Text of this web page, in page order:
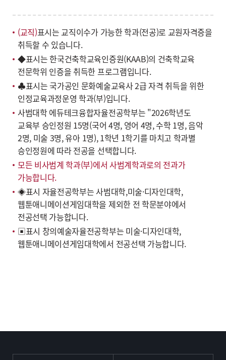
(교직)표시는 교직이수가 가능한 학과(전공)로 교원자격증을
취득할 수 있습니다.
◆표시는 한국건축학교육인증원(KAAB)의 건축학교육
전문학위 인증을 취득한 프로그램입니다.
♣표시는 국가공인 문화예술교육사 2급 자격 취득을 위한
인정교육과정운영 학과(부)입니다.
사범대학 에듀테크융합자율전공학부는 "2026학년도
교육부 승인정원 15명(국어 4명, 영어 4명, 수학 1명, 음악
2명, 미술 3명, 유아 1명), 1학년 1학기를 마치고 학과별
승인정원에 따라 전공을 선택합니다.
모든 비사범계 학과(부)에서 사범계학과로의 전과가
가능합니다.
◈표시 자율전공학부는 사범대학,미술·디자인대학,
웹툰애니메이션게임대학을 제외한 전 학문분야에서
전공선택 가능합니다.
▣표시 창의예술자율전공학부는 미술·디자인대학,
웹툰애니메이션게임대학에서 전공선택 가능합니다.